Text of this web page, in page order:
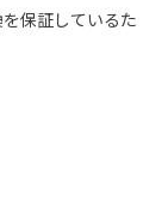
保証しているた